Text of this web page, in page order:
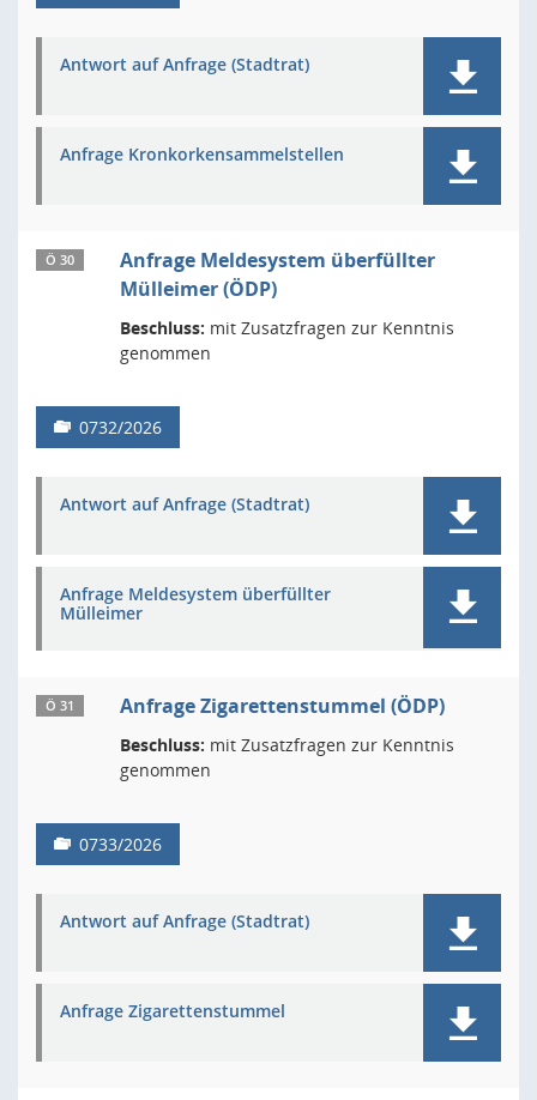
Antwort auf Anfrage (Stadtrat)
Anfrage Kronkorkensammelstellen
Ö 30
Anfrage Meldesystem überfüllter
Mülleimer (ÖDP)
Beschluss: mit Zusatzfragen zur Kenntnis
genommen
0732/2026
Antwort auf Anfrage (Stadtrat)
Anfrage Meldesystem überfüllter
Mülleimer
Ö 31 Anfrage Zigarettenstummel (ÖDP)
Beschluss: mit Zusatzfragen zur Kenntnis
genommen
0733/2026
Antwort auf Anfrage (Stadtrat)
Anfrage Zigarettenstummel